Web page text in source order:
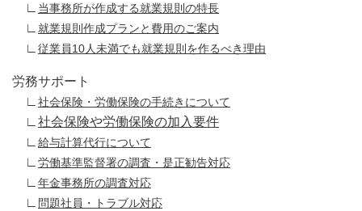
∟ 当事務所が作成する就業規則の特長
∟ 就業規則作成プランと費用のご案内
∟ 従業員10人未満でも就業規則を作るべき理由
労務サポート
∟ 社会保険・労働保険の手続きについて
∟ 社会保険や労働保険の加入要件
∟ 給与計算代行について
∟ 労働基準監督署の調査・是正勧告対応
∟ 年金事務所の調査対応
∟ 問題社員・トラブル対応